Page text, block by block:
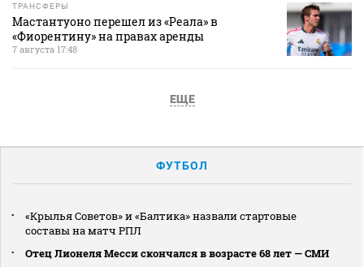
ТРАНСФЕРЫ
Мастантуоно перешел из «Реала» в
«Фиорентину» на правах аренды
7 августа 17:48
ЕЩЕ
ФУТБОЛ
«Крылья Советов» и «Балтика» назвали стартовые
составы на матч РПЛ
Отец Лионеля Месси скончался в возрасте 68 лет — СМИ